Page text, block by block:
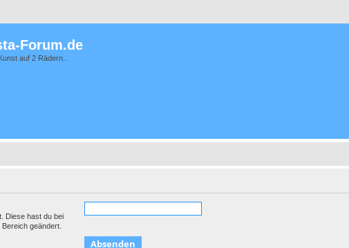
Forum.de
auf 2 Rädern..
Diese hast du bei
geändert.